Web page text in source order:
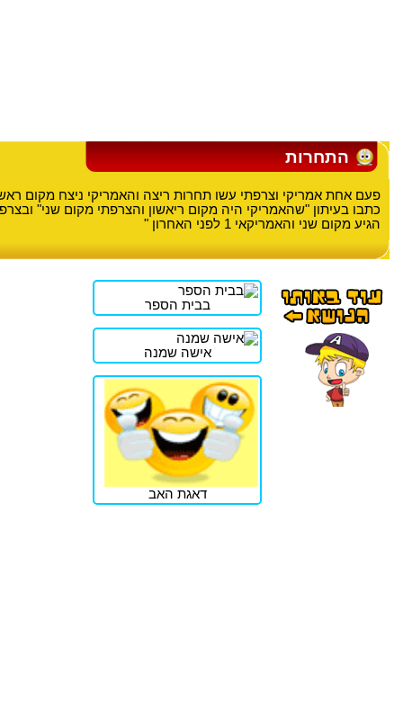
התחרות
פעם אחת אמריקי וצרפתי עשו תחרות ריצה והאמריקי ניצח מקום
כתבו בעיתון "שהאמריקי היה מקום ריאשון והצרפתי מקום שני"
הגיע מקום שני והאמריקאי 1 לפני האחרון "
בבית הספר
אישה שמנה
דאגת האב